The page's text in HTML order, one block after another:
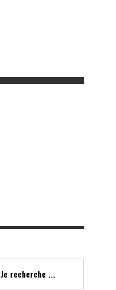
Je recherche ...